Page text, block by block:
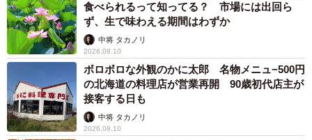
食べられるって知ってる？ 市場には出回ら
ず、生で味わえる期間はわずか
中将 タカノリ
2026.08.10
ボロボロな外観のかに太郎 名物メニュ−500円
の北海道の料理店が営業再開 90歳初代店主が
接客する日も
中将 タカノリ
2026.08.10